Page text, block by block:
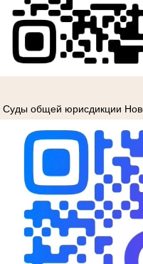
Суды общей юрисдикции